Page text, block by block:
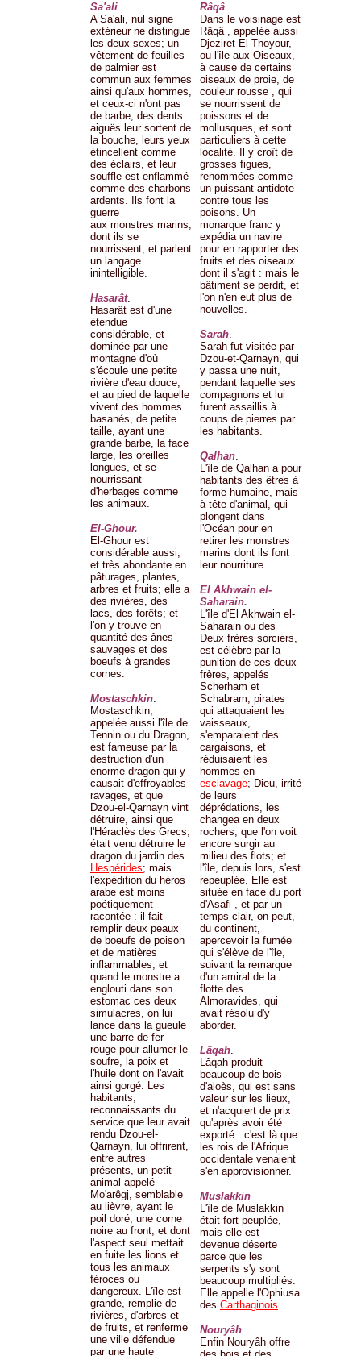
Sa'ali
A Sa'ali, nul signe
extérieur ne distingue
les deux sexes; un
vêtement de feuilles
de palmier est
commun aux femmes
ainsi qu'aux hommes,
et ceux-ci n'ont pas
de barbe; des dents
aiguës leur sortent de
la bouche, leurs yeux
étincellent comme
des éclairs, et leur
souffle est enflammé
comme des charbons
ardents. Ils font la
guerre
aux monstres marins,
dont ils se
nourrissent, et parlent
un langage
inintelligible.
Hasarât.
Hasarât est d'une
étendue
considérable, et
dominée par une
montagne d'où
s'écoule une petite
rivière d'eau douce,
et au pied de laquelle
vivent des hommes
basanés, de petite
taille, ayant une
grande barbe, la face
large, les oreilles
longues, et se
nourrissant
d'herbages comme
les animaux.
El-Ghour.
El-Ghour est
considérable aussi,
et très abondante en
pâturages, plantes,
arbres et fruits; elle a
des rivières, des
lacs, des forêts; et
l'on y trouve en
quantité des ânes
sauvages et des
boeufs à grandes
cornes.
Mostaschkin.
Mostaschkin,
appelée aussi l'île de
Tennin ou du Dragon,
est fameuse par la
destruction d'un
énorme dragon qui y
causait d'effroyables
ravages, et que
Dzou-el-Qarnayn vint
détruire, ainsi que
l'Héraclès des Grecs,
était venu détruire le
dragon du jardin des
Hespérides; mais
l'expédition du héros
arabe est moins
poétiquement
racontée : il fait
remplir deux peaux
de boeufs de poison
et de matières
inflammables, et
quand le monstre a
englouti dans son
estomac ces deux
simulacres, on lui
lance dans la gueule
une barre de fer
rouge pour allumer le
soufre, la poix et
l'huile dont on l'avait
ainsi gorgé. Les
habitants,
reconnaissants du
service que leur avait
rendu Dzou-el-
Qarnayn, lui offrirent,
entre autres
présents, un petit
animal appelé
Mo'arêgj, semblable
au lièvre, ayant le
poil doré, une corne
noire au front, et dont
l'aspect seul mettait
en fuite les lions et
tous les animaux
féroces ou
dangereux. L'île est
grande, remplie de
rivières, d'arbres et
de fruits, et renferme
une ville défendue
par une haute
Râqâ.
Dans le voisinage est
Râqâ , appelée aussi
Djeziret El-Thoyour,
ou l'île aux Oiseaux,
à cause de certains
oiseaux de proie, de
couleur rousse , qui
se nourrissent de
poissons et de
mollusques, et sont
particuliers à cette
localité. Il y croît de
grosses figues,
renommées comme
un puissant antidote
contre tous les
poisons. Un
monarque franc y
expédia un navire
pour en rapporter des
fruits et des oiseaux
dont il s'agit : mais le
bâtiment se perdit, et
l'on n'en eut plus de
nouvelles.
Sarah.
Sarah fut visitée par
Dzou-et-Qarnayn, qui
y passa une nuit,
pendant laquelle ses
compagnons et lui
furent assaillis à
coups de pierres par
les habitants.
Qalhan.
L'île de Qalhan a pour
habitants des êtres à
forme humaine, mais
à tête d'animal, qui
plongent dans
l'Océan pour en
retirer les monstres
marins dont ils font
leur nourriture.
El Akhwain el-
Saharain.
L'île d'El Akhwain el-
Saharain ou des
Deux frères sorciers,
est célèbre par la
punition de ces deux
frères, appelés
Scherham et
Schabram, pirates
qui attaquaient les
vaisseaux,
s'emparaient des
cargaisons, et
réduisaient les
hommes en
esclavage; Dieu, irrité
de leurs
déprédations, les
changea en deux
rochers, que l'on voit
encore surgir au
milieu des flots; et
l'île, depuis lors, s'est
repeuplée. Elle est
située en face du port
d'Asafi , et par un
temps clair, on peut,
du continent,
apercevoir la fumée
qui s'élève de l'île,
suivant la remarque
d'un amiral de la
flotte des
Almoravides, qui
avait résolu d'y
aborder.
Lâqah.
Lâqah produit
beaucoup de bois
d'aloès, qui est sans
valeur sur les lieux,
et n'acquiert de prix
qu'après avoir été
exporté : c'est là que
les rois de l'Afrique
occidentale venaient
s'en approvisionner.
Muslakkin
L'île de Muslakkin
était fort peuplée,
mais elle est
devenue déserte
parce que les
serpents s'y sont
beaucoup multipliés.
Elle appelle l'Ophiusa
des Carthaginois.
Nouryâh
Enfin Nouryâh offre